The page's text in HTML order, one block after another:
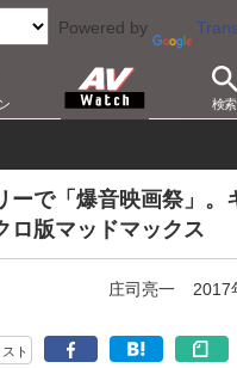
Powered by
検索
ツ・サービス 映画
ーで「爆音映画祭」。
ロ版マッドマックス
庄司亮一 2017
スト